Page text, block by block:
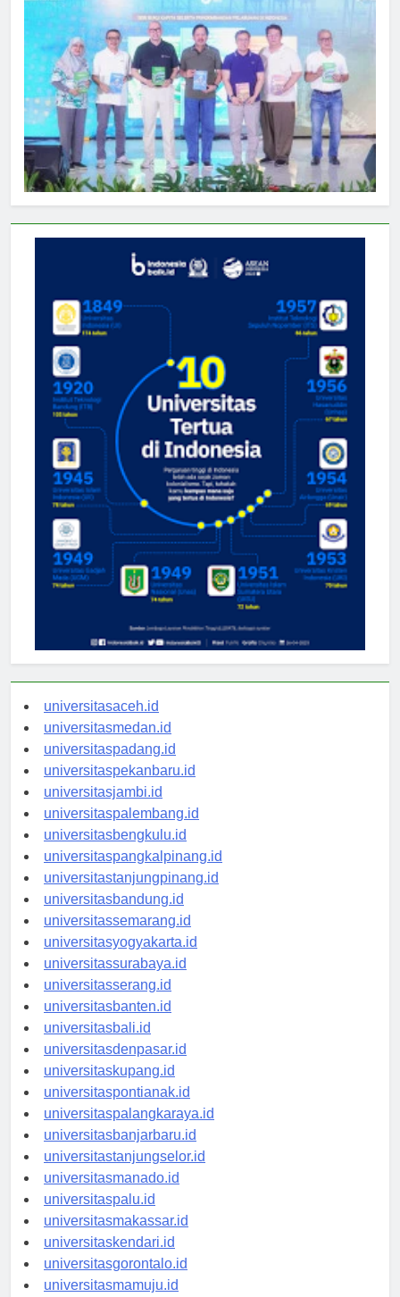
universitasaceh.id
universitasmedan.id
universitaspadang.id
universitaspekanbaru.id
universitasjambi.id
universitaspalembang.id
universitasbengkulu.id
universitaspangkalpinang.id
universitastanjungpinang.id
universitasbandung.id
universitassemarang.id
universitasyogyakarta.id
universitassurabaya.id
universitasserang.id
universitasbanten.id
universitasbali.id
universitasdenpasar.id
universitaskupang.id
universitaspontianak.id
universitaspalangkaraya.id
universitasbanjarbaru.id
universitastanjungselor.id
universitasmanado.id
universitaspalu.id
universitasmakassar.id
universitaskendari.id
universitasgorontalo.id